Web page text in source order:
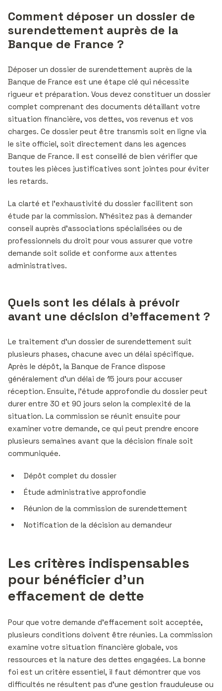
Comment déposer un dossier de
surendettement auprès de la
Banque de France ?
Déposer un dossier de surendettement auprès de la
Banque de France est une étape clé qui nécessite
rigueur et préparation. Vous devez constituer un dossier
complet comprenant des documents détaillant votre
situation financière, vos dettes, vos revenus et vos
charges. Ce dossier peut être transmis soit en ligne via
le site officiel, soit directement dans les agences
Banque de France. Il est conseillé de bien vérifier que
toutes les pièces justificatives sont jointes pour éviter
les retards.
La clarté et l’exhaustivité du dossier facilitent son
étude par la commission. N’hésitez pas à demander
conseil auprès d’associations spécialisées ou de
professionnels du droit pour vous assurer que votre
demande soit solide et conforme aux attentes
administratives.
Quels sont les délais à prévoir
avant une décision d’effacement ?
Le traitement d’un dossier de surendettement suit
plusieurs phases, chacune avec un délai spécifique.
Après le dépôt, la Banque de France dispose
généralement d’un délai de 15 jours pour accuser
réception. Ensuite, l’étude approfondie du dossier peut
durer entre 30 et 90 jours selon la complexité de la
situation. La commission se réunit ensuite pour
examiner votre demande, ce qui peut prendre encore
plusieurs semaines avant que la décision finale soit
communiquée.
Dépôt complet du dossier
Étude administrative approfondie
Réunion de la commission de surendettement
Notification de la décision au demandeur
Les critères indispensables
pour bénéficier d’un
effacement de dette
Pour que votre demande d’effacement soit acceptée,
plusieurs conditions doivent être réunies. La commission
examine votre situation financière globale, vos
ressources et la nature des dettes engagées. La bonne
foi est un critère essentiel, il faut démontrer que vos
difficultés ne résultent pas d’une gestion frauduleuse ou